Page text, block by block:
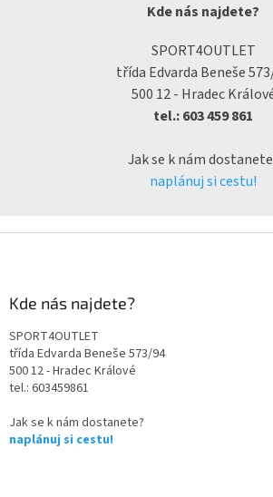
Kde nás najdete?
SPORT4OUTLET
třída Edvarda Beneše
500 12 - Hradec
tel.: 603 459 861
Jak se k nám
naplánuj si cestu!
Kde nás najdete?
SPORT4OUTLET
třída Edvarda Beneše 573/94
500 12 - Hradec Králové
tel.: 603459861
Jak se k nám dostanete?
naplánuj si cestu!